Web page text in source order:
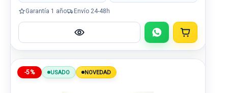
Garantía 1 año Envío 24-48h
-5% USADO NOVEDAD